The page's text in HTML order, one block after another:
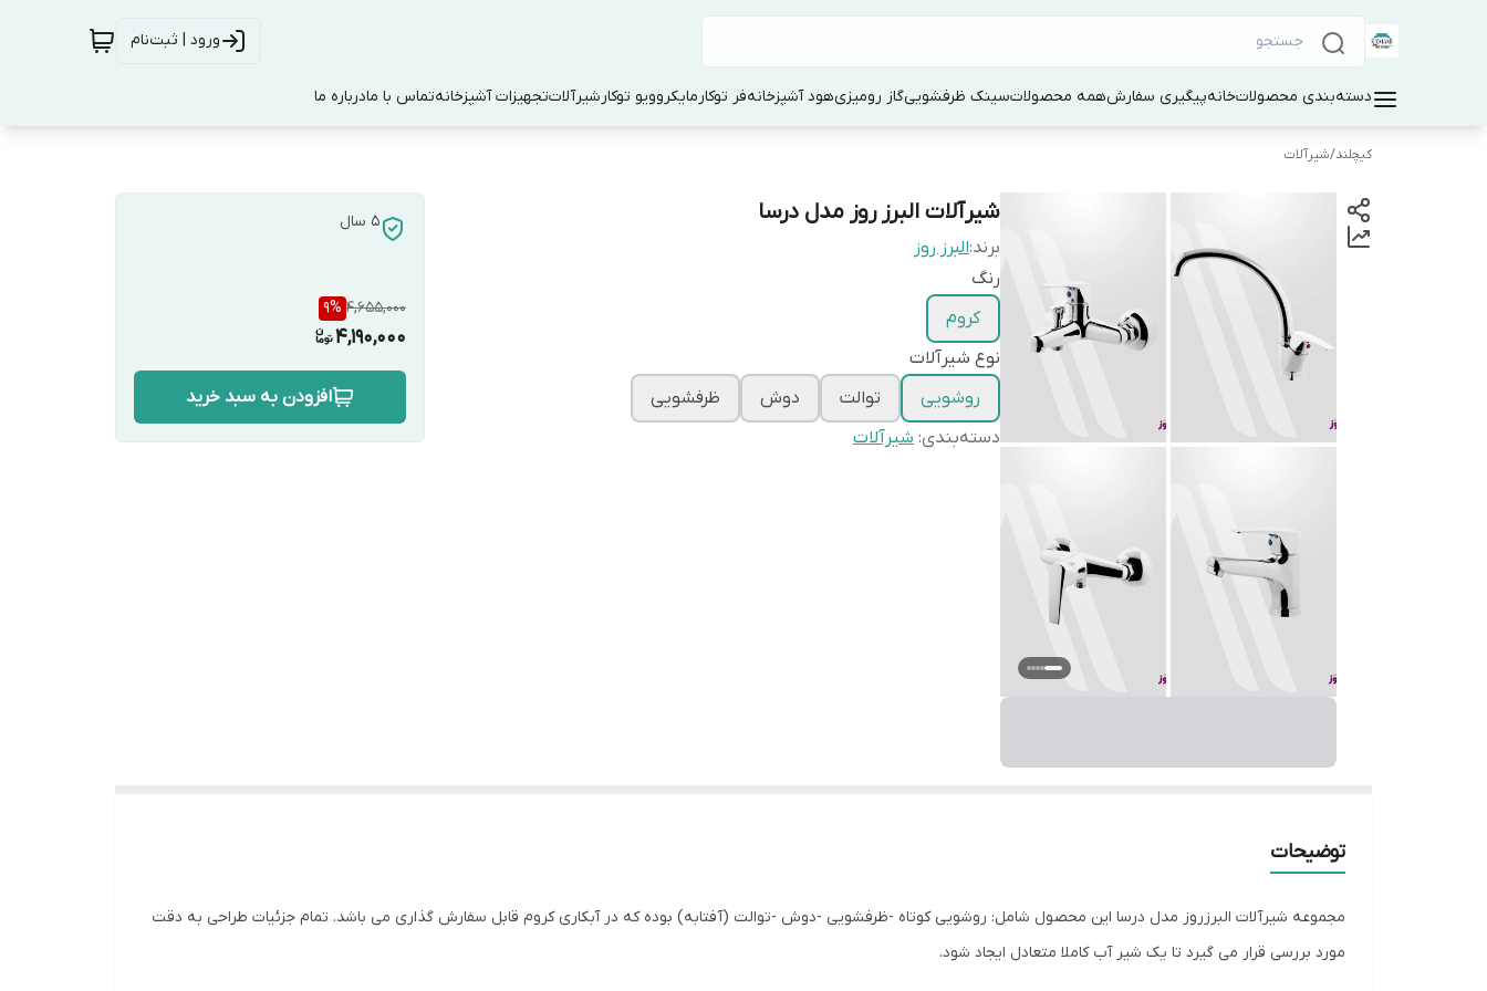
ورود | ثبت‌نام
دسته‌بندی محصولاتخانهپیگیری سفارشهمه محصولاتسینک ظرفشوییگاز رومیزیهود آشپزخانهفر توکارمایکروویو توکارشیرآلاتتجهیزات آشپزخانهتماس با مادرباره ما
کیچلند/شیرآلات
شیرآلات البرز روز مدل درسا
برند:البرز روز
رنگ
کروم
نوع شیرآلات
روشویی
توالت دوش
ظرفشویی
دسته‌بندی: شیرآلات
5 سال
4,655,000
9%
4,190,000
افزودن به سبد خرید
توضیحات
مجموعه شیرآلات البرزروز مدل درسا این محصول شامل: روشویی کوتاه -ظرفشویی -دوش -توالت (آفتابه) بوده که در آبکاری کروم قابل سفارش گذاری می باشد. تمام جزئیات طراحی به دقت
مورد بررسی قرار می گیرد تا یک شیر آب کاملا متعادل ایجاد شود.